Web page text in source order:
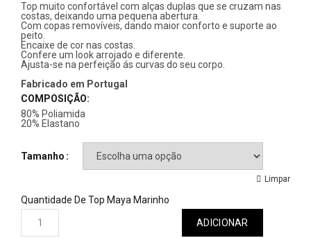
Top muito confortável com alças duplas que se cruzam nas
costas, deixando uma pequena abertura.
Com copas removíveis, dando maior conforto e suporte ao
peito.
Encaixe de cor nas costas.
Confere um look arrojado e diferente.
Ajusta-se na perfeição ás curvas do seu corpo.
Fabricado em Portugal
COMPOSIÇÃO:
80% Poliamida
20% Elastano
Tamanho
Limpar
Quantidade De Top Maya Marinho
ADICIONAR